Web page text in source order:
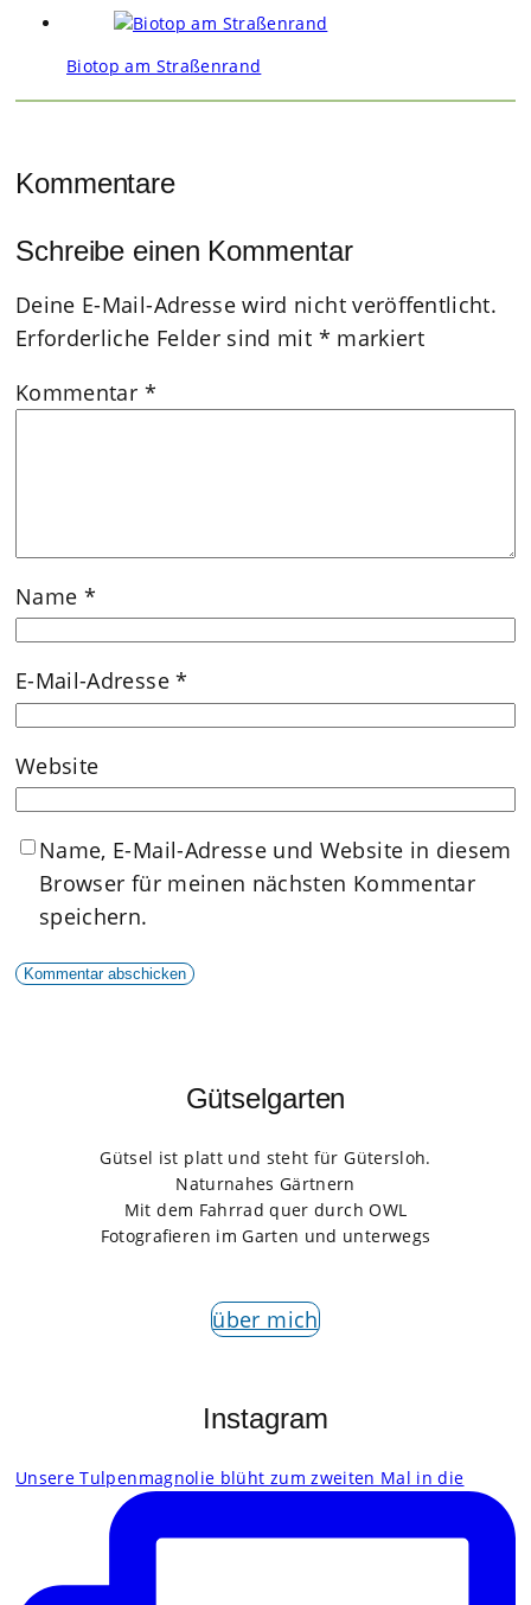
Biotop am Straßenrand
Kommentare
Schreibe einen Kommentar
Deine E-Mail-Adresse wird nicht veröffentlicht.
Erforderliche Felder sind mit * markiert
Kommentar *
Name *
E-Mail-Adresse*
Website
Name, E-Mail-Adresse und Website in diesem
Browser für meinen nächsten Kommentar
speichern.
Gütselgarten
Gütsel ist platt und steht für Gütersloh.
Naturnahes Gärtnern
Mit dem Fahrrad quer durch OWL
Fotografieren im Garten und unterwegs
über mich
Instagram
Unsere Tulpenmagnolie blüht zum zweiten Mal in die